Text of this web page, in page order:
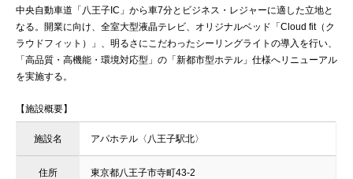
中央自動車道「八王子IC」から車7分とビジネス・レジャーに適した立地と
なる。開業に向け、全室大型液晶テレビ、オリジナルベッド「Cloud fit（ク
ラウドフィット）」、明るさにこだわったシーリングライトの導入を行い、
「高品質・高機能・環境対応型」の「新都市型ホテル」仕様へリニューアル
を実施する。
【施設概要】
施設名 アパホテル〈八王子駅北〉
住所 東京都八王子市寺町43-2